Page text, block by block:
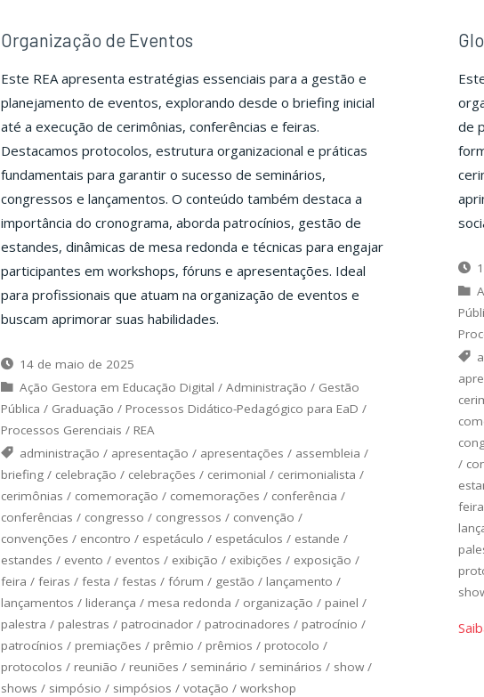
Organização de Eventos
Este REA apresenta estratégias essenciais para a gestão e
planejamento de eventos, explorando desde o briefing inicial
até a execução de cerimônias, conferências e feiras.
Destacamos protocolos, estrutura organizacional e práticas
fundamentais para garantir o sucesso de seminários,
congressos e lançamentos. O conteúdo também destaca a
importância do cronograma, aborda patrocínios, gestão de
estandes, dinâmicas de mesa redonda e técnicas para engajar
participantes em workshops, fóruns e apresentações. Ideal
para profissionais que atuam na organização de eventos e
buscam aprimorar suas habilidades.
14 de maio de 2025
Ação Gestora em Educação Digital /Administração / Gestão
Pública / Graduação / Processos Didático-Pedagógico para EaD /
Processos Gerenciais / REA
administração / apresentação / apresentações / assembleia /
briefing/ celebração / celebrações / cerimonial / cerimonialista /
cerimônias / comemoração / comemorações / conferência /
conferências / congresso / congressos / convenção /
convenções / encontro / espetáculo / espetáculos / estande /
estandes / evento / eventos / exibição / exibições / exposição /
feira / feiras / festa / festas / fórum / gestão / lançamento /
lançamentos / liderança / mesa redonda / organização / painel /
palestra / palestras / patrocinador/ patrocinadores / patrocínio /
patrocínios / premiações / prêmio / prêmios / protocolo /
protocolos / reunião / reuniões / seminário / seminários / show/
shows / simpósio / simpósios / votação / workshop
de
/
feira